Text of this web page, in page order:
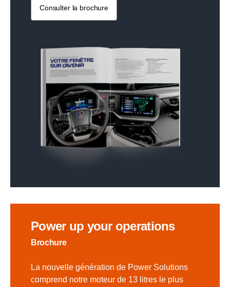
Consulter la brochure
Power up your operations
Brochure
La nouvelle génération de Power Solutions
comprend notre moteur de 13 litres le plus